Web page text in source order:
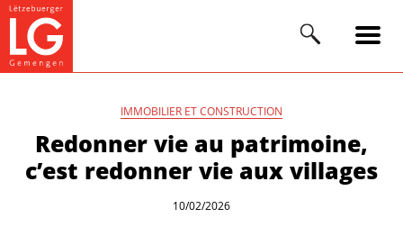
IMMOBILIER ET CONSTRUCTION
Redonner vie au patrimoine,
c’est redonner vie aux villages
10/02/2026